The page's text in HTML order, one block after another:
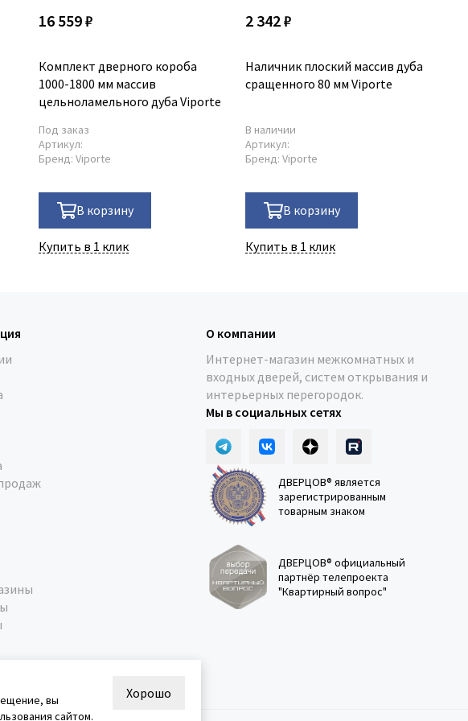
16 559 ₽
Комплект дверного короба
1000-1800 мм массив
цельноламельного дуба Viporte
Под заказ
Артикул:
Бренд:Viporte
В корзину
Купить в 1 клик
2 342 ₽
Наличник плоский массив дуба
сращенного 80 мм Viporte
В наличии
Артикул:
Бренд:Viporte
В корзину
Купить в 1 клик
О компании
Интернет-магазин межкомнатных и
входных дверей, систем открывания и
интерьерных перегородок.
Мы в социальных сетях
ДВЕРЦОВ® является
зарегистрированным
товарным знаком
ДВЕРЦОВ® официальный
партнёр телепроекта
"Квартирный вопрос"
вы
сайтом.
Хорошо